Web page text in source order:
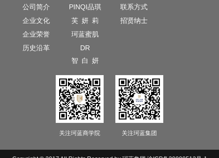
公司简介
企业文化
企业荣誉
历史沿革
PINQI品琪
芙 妍 莉
珂蓝蜜肌
DR
智 白 妍
联系方式
招贤纳士
关注珂蓝商学院 关注珂蓝集团